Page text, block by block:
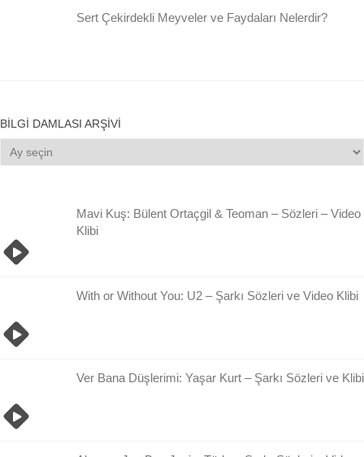
Sert Çekirdekli Meyveler ve Faydaları Nelerdir?
BILGI DAMLASI ARŞIVI
Bilgi
Damlası
Mavi Kuş: Bülent Ortaçgil & Teoman – Sözleri – Video
Klibi
With or Without You: U2 – Şarkı Sözleri ve Video Klibi
Ver Bana Düşlerimi: Yaşar Kurt – Şarkı Sözleri ve Klibi